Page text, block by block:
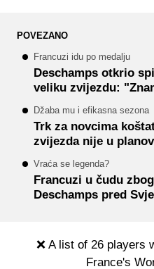
POVEZANO
Francuzi idu po medalju
Deschamps otkrio
veliku zvijezdu:
Džaba mu i efikasna sezona
Trk za novcima
zvijezda nije u
Vraća se legenda?
Francuzi u čudu
Deschamps pred
❌ A list of 26 players
France's